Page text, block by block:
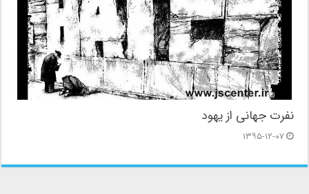
نفرت جهانی از یهود
۱۳۹۵-۱۲-۰۷